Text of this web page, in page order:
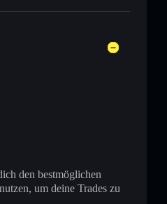
den bestmöglichen
um deine Trades zu